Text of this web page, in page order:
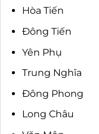
Hòa Tiến
Đông Tiến
Yên Phụ
Trung Nghĩa
Đông Phong
Long Châu